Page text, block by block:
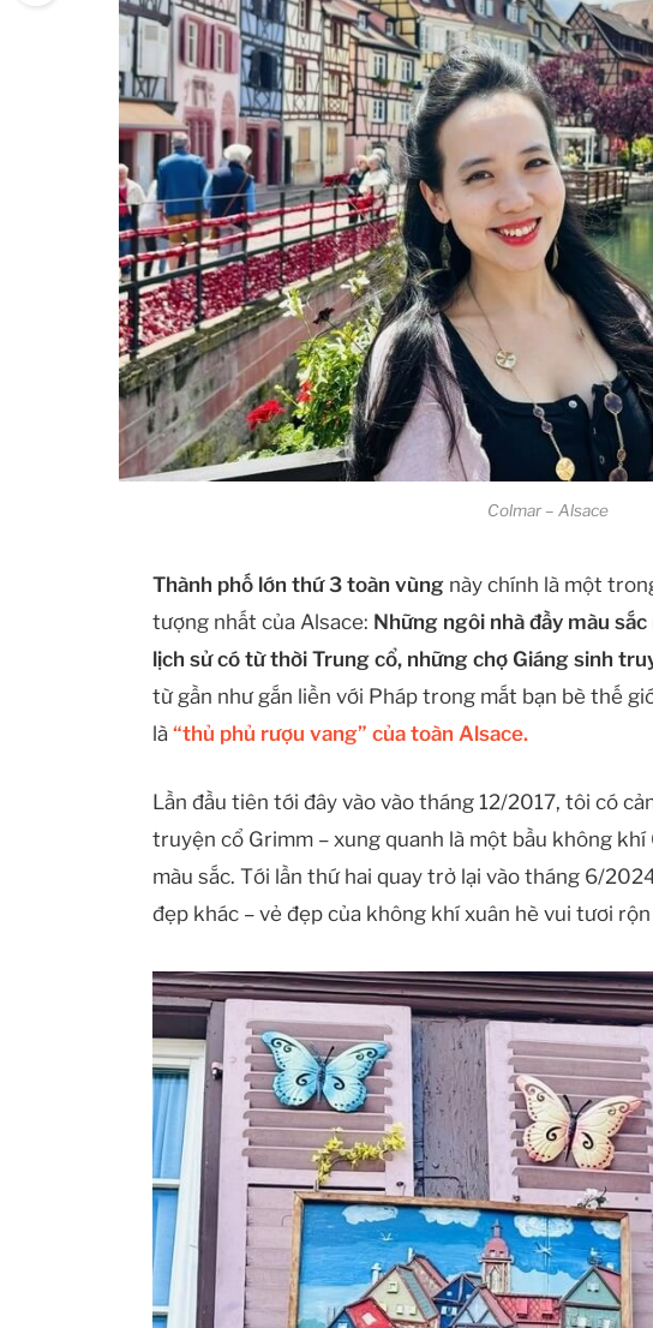
Colmar – Alsace
Thành phố lớn thứ 3 toàn vùng này chính là một
tượng nhất của Alsace: Những ngôi nhà đầy màu
lịch sử có từ thời Trung cổ, những chợ Giáng sinh
từ gần như gắn liền với Pháp trong mắt bạn bè thế
là “thủ phủ rượu vang” của toàn Alsace.
Lần đầu tiên tới đây vào vào tháng 12/2017, tôi có
truyện cổ Grimm – xung quanh là một bầu không
màu sắc. Tới lần thứ hai quay trở lại vào tháng 6/
đẹp khác – vẻ đẹp của không khí xuân hè vui tươi